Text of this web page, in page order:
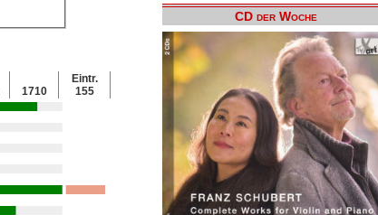
1710
Eintr.
155
CD der Woche